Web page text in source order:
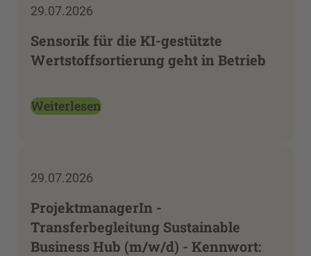
29.07.2026
Sensorik für die KI-gestützte
Wertstoffsortierung geht in Betrieb
Weiterlesen
29.07.2026
ProjektmanagerIn -
Transferbegleitung Sustainable
Business Hub (m/w/d) - Kennwort: